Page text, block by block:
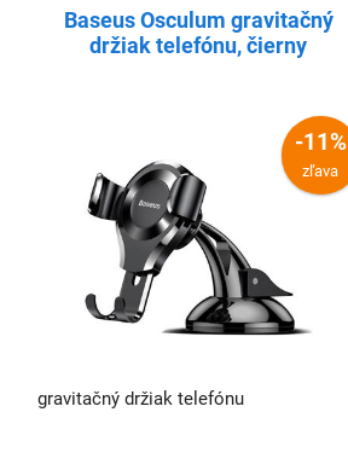
Baseus Osculum gravitačný
držiak telefónu, čierny
-11%
zľava
gravitačný držiak telefónu